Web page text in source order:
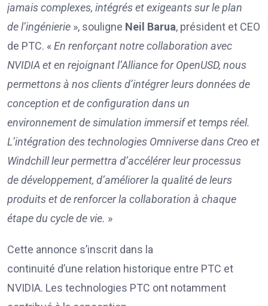
jamaiscomplexes, intégrés et exigeants sur le plan
del’ingénierie », souligne Neil Barua, président et CEO
de PTC. «En renforçant notre collaboration avec
NVIDIA et en rejoignant l’Alliance for OpenUSD, nous
permettons à nos clients d’intégrer leurs données de
conception et de configuration dans un
environnement de simulation immersifettemps réel.
L’intégration des technologies Omniverse dans Creo et
Windchill leur permettra d’accélérer leur processus
dedéveloppement, d’améliorer la qualité deleurs
produits et derenforcer la collaboration à chaque
étape du cycle de vie. »
Cette annonce s’inscrit dans la
continuité d’une relation historique entre PTC et
NVIDIA. Les technologies PTC ont notamment